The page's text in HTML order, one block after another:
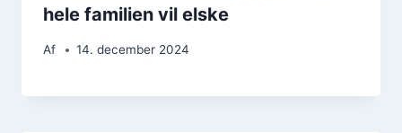
hele familien vil elske
Af 14. december 2024